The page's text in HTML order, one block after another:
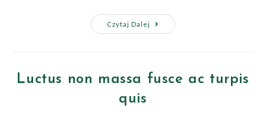
Czytaj Dalej
Pellentesque
in
Luctus non massa fusce ac turpis
quis